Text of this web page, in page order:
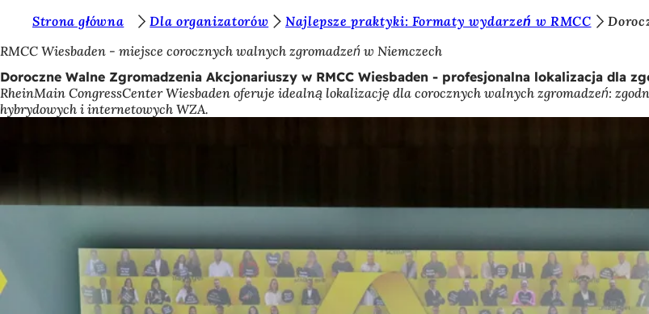
Przejdź do treści
e
s
t
e
u
j
:
Strona główna Dla organizatorów Najlepsze praktyki: Formaty wydarzeń w RMCC
RMCC Wiesbaden - miejsce corocznych walnych zgromadzeń w Niemczech
Doroczne Walne Zgromadzenia Akcjonariuszy w RMCC Wiesbaden - profesjonalna lokalizacja dla
RheinMain CongressCenter Wiesbaden oferuje idealną lokalizację dla corocznych walnych zgromadzeń:
hybrydowych i internetowych WZA.